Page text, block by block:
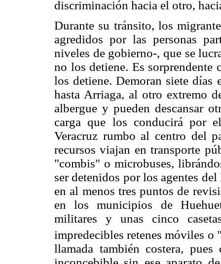
discriminación hacia el otro,
Durante su tránsito, los
agredidos por las personas
niveles de gobierno-, que se
no los detiene. Es sorprendente
los detiene. Demoran siete días
hasta Arriaga, al otro extremo
albergue y pueden descansar
carga que los conducirá por
Veracruz rumbo al centro del
recursos viajan en transporte
"combis" o microbuses,
ser detenidos por los agentes
en al menos tres puntos de
en los municipios de
militares y unas cinco
impredecibles retenes móviles o
llamada también costera,